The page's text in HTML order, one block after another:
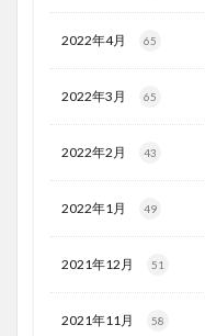
2022年4月 65
2022年3月 65
2022年2月 43
2022年1月 49
2021年12月 51
2021年11月 58